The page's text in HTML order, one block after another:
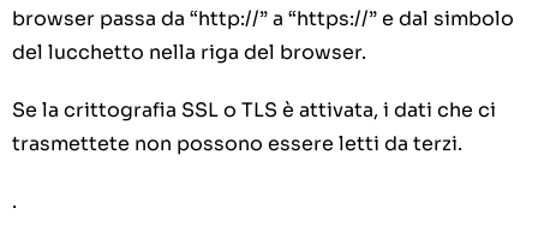
browser passa da “http://” a “https://” e dal simbolo
del lucchetto nella riga del browser.
Se la crittografia SSL o TLS è attivata, i dati che ci
trasmettete non possono essere letti da terzi.
.